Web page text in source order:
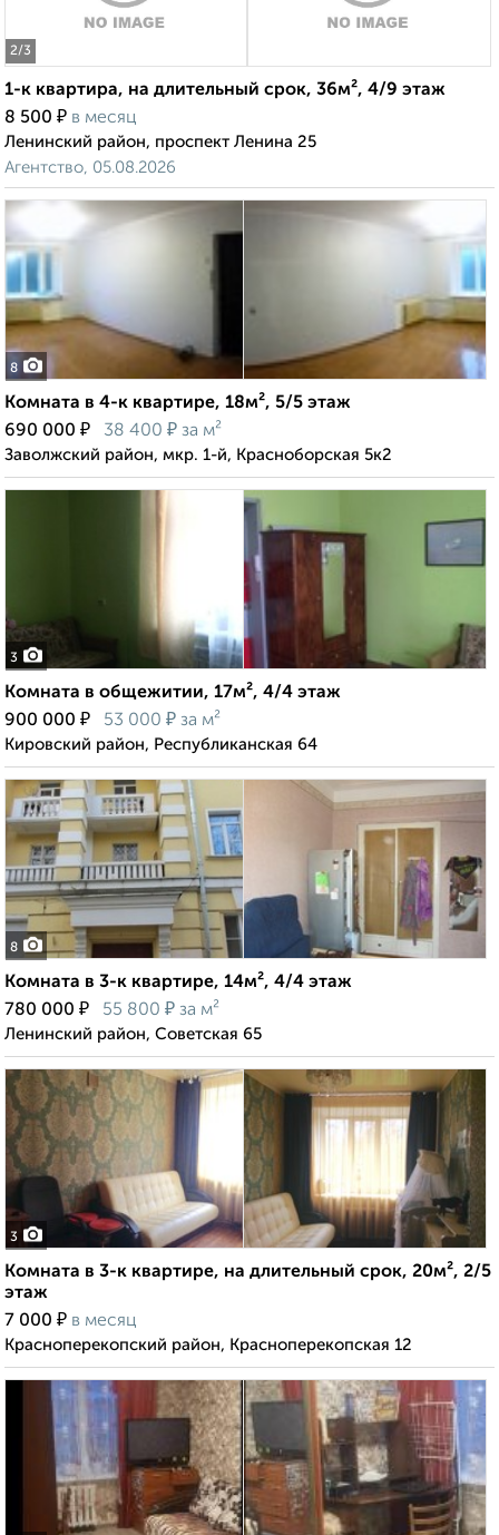
2/3
1-к квартира, на длительный срок, 36м², 4/9 этаж
8 500 ₽ в месяц
Ленинский район, проспект Ленина 25
Агентство, 05.08.2026
8
Комната в 4-к квартире, 18м², 5/5 этаж
690 000 ₽ 38 400 ₽ за м²
Заволжский район, мкр. 1-й, Красноборская 5к2
3
Комната в общежитии, 17м², 4/4 этаж
900 000 ₽ 53 000 ₽ за м²
Кировский район, Республиканская 64
8
Комната в 3-к квартире, 14м², 4/4 этаж
780 000 ₽ 55 800 ₽ за м²
Ленинский район, Советская 65
3
Комната в 3-к квартире, на длительный срок, 20м², 2/5
этаж
7 000 ₽ в месяц
Красноперекопский район, Красноперекопская 12